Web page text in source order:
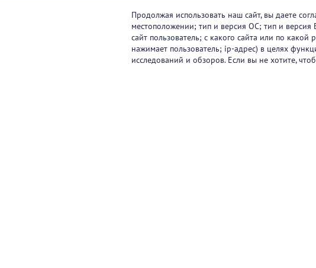
Продолжая использовать наш сайт, вы даете
местоположении; тип и версия ОС; тип и версия
сайт пользователь; с какого сайта или по
нажимает пользователь; ip-адрес) в целях
исследований и обзоров. Если вы не хотите,